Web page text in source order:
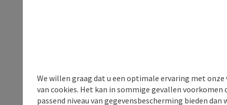
We willen graag dat u een optimale ervaring met
van cookies. Het kan in sommige gevallen voorkomen
passend niveau van gegevensbescherming bieden